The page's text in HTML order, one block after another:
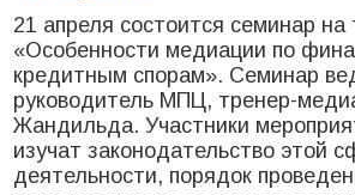
КОНТАКТЫ
21 апреля состоится семинар на
«Особенности медиации по
кредитным спорам». Семинар
руководитель МПЦ, тренер-
Жандильда. Участники
изучат законодательство этой
деятельности, порядок